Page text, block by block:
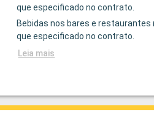
que especificado no contrato.
Bebidas nos bares e restaurantes
que especificado no contrato.
Leia mais